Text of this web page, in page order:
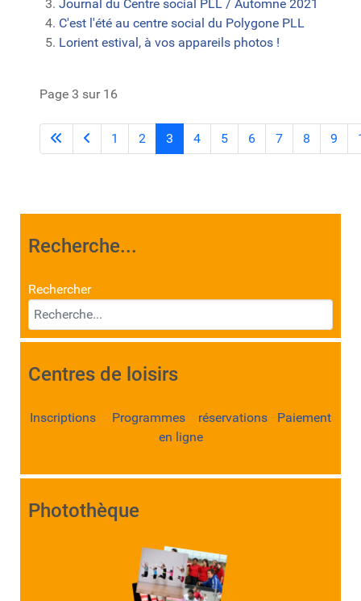
Journal du Centre social PLL / Automne 2021
C'est l'été au centre social du Polygone PLL
Lorient estival, à vos appareils photos !
Page 3 sur 16
1 2 3 4 5 6 7 8 9
Recherche...
Rechercher
Centres de loisirs
Inscriptions Programmes réservations Paiement
en ligne
Photothèque